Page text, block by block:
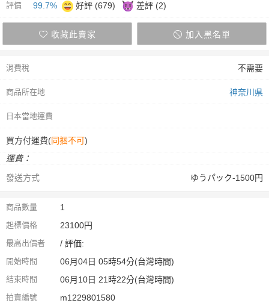
評價 99.7% 好評 (679) 差評 (2)
收藏此賣家 加入黑名單
消費稅 不需要
商品所在地 神奈川県
日本當地運費
買方付運費(同捆不可)
運費：
發送方式
ゆうパック-1500円
商品數量 1
起標價格 23100円
最高出價者 / 評価:
開始時間 06月04日 05時54分(台灣時間)
結束時間 06月10日 21時22分(台灣時間)
拍賣編號 m1229801580